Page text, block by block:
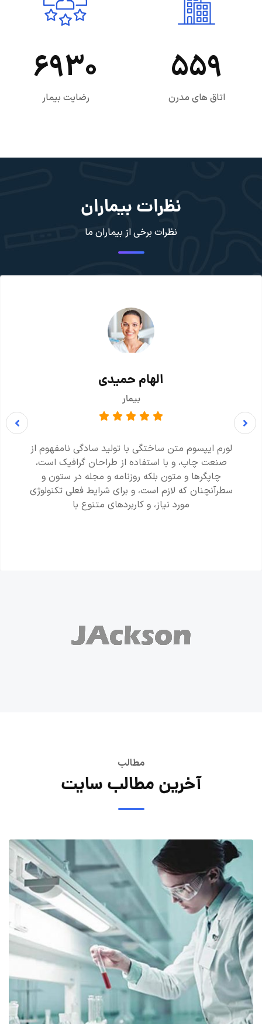
559
اتاق های مدرن
6930
رضایت بیمار
نظرات بیماران
نظرات برخی از بیماران ما
الهام حمیدی
بیمار
لورم ایپسوم متن ساختگی با تولید سادگی نامفهوم از
صنعت چاپ، و با استفاده از طراحان گرافیک است،
چاپگرها و متون بلکه روزنامه و مجله در ستون و
سطرآنچنان که لازم است، و برای شرایط فعلی تکنولوژی
مورد نیاز، و کاربردهای متنوع با
مطالب
آخرین مطالب سایت